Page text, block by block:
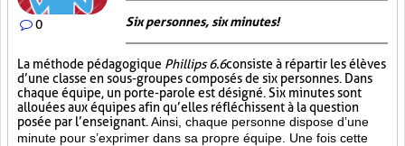
0 Six personnes, six minutes!
La méthode pédagogique Phillips 6.6consiste à répartir les élèves
d’une classe en sous-groupes composés de six personnes. Dans
chaque équipe, un porte-parole est désigné. Six minutes sont
allouées aux équipes afin qu’elles réfléchissent à la question
posée par l’enseignant. Ainsi, chaque personne dispose d’une
minute pour s’exprimer dans sa propre équipe. Une fois cette